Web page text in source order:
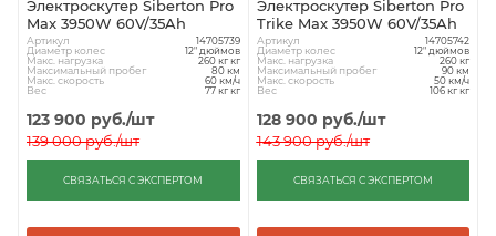
Электроскутер Siberton Pro
Max 3950W 60V/35Ah
Артикул 14705739
Диаметр колес 12" дюймов
Макс. нагрузка 260 кг кг
Максимальный пробег 80 км
Макс. скорость 60 км/ч
Вес 77 кг кг
123 900 руб./шт
139 000руб./шт
СВЯЗАТЬСЯ С ЭКСПЕРТОМ
Электроскутер Siberton Pro
Trike Max 3950W 60V/35Ah
Артикул 14705742
Диаметр колес 12" дюймов
Макс. нагрузка 260 кг
Максимальный пробег 90 км
Макс. скорость 50 км/ч
Вес 106 кг кг
128 900 руб./шт
143 900руб./шт
СВЯЗАТЬСЯ С ЭКСПЕРТОМ